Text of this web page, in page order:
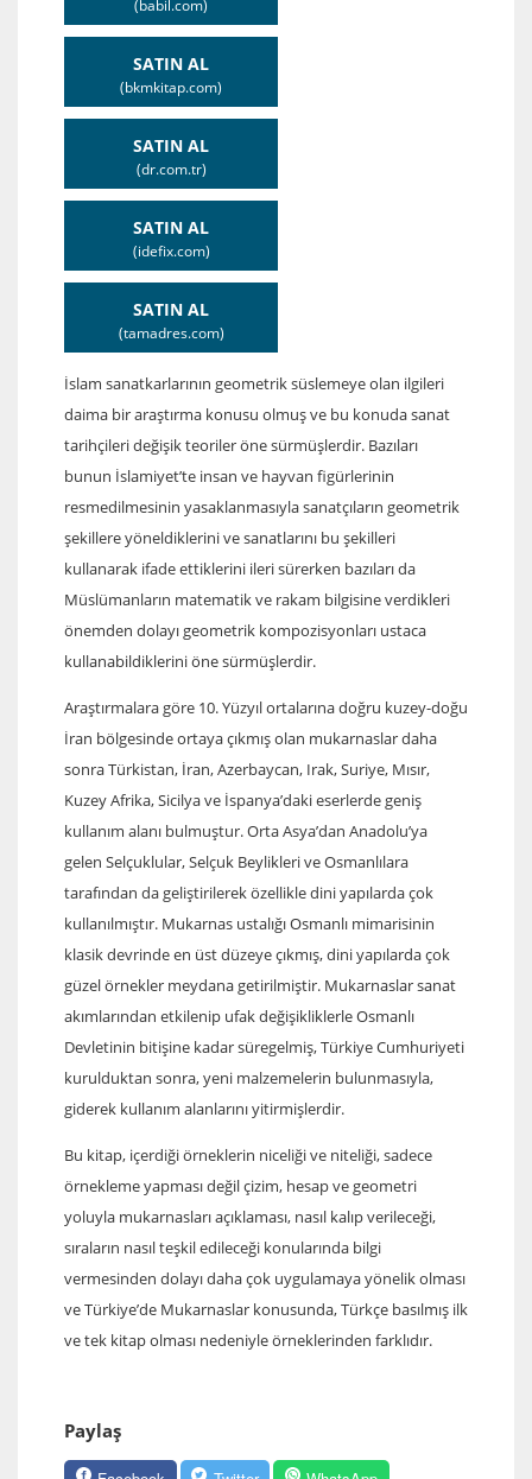
(babil.com)
SATIN AL
(bkmkitap.com)
SATIN AL
(dr.com.tr)
SATIN AL
(idefix.com)
SATIN AL
(tamadres.com)
İslam sanatkarlarının geometrik süslemeye olan ilgileri
daima bir araştırma konusu olmuş ve bu konuda sanat
tarihçileri değişik teoriler öne sürmüşlerdir. Bazıları
bunun İslamiyet’te insan ve hayvan figürlerinin
resmedilmesinin yasaklanmasıyla sanatçıların geometrik
şekillere yöneldiklerini ve sanatlarını bu şekilleri
kullanarak ifade ettiklerini ileri sürerken bazıları da
Müslümanların matematik ve rakam bilgisine verdikleri
önemden dolayı geometrik kompozisyonları ustaca
kullanabildiklerini öne sürmüşlerdir.
Araştırmalara göre 10. Yüzyıl ortalarına doğru kuzey-doğu
İran bölgesinde ortaya çıkmış olan mukarnaslar daha
sonra Türkistan, İran, Azerbaycan, Irak, Suriye, Mısır,
Kuzey Afrika, Sicilya ve İspanya’daki eserlerde geniş
kullanım alanı bulmuştur. Orta Asya’dan Anadolu’ya
gelen Selçuklular, Selçuk Beylikleri ve Osmanlılara
tarafından da geliştirilerek özellikle dini yapılarda çok
kullanılmıştır. Mukarnas ustalığı Osmanlı mimarisinin
klasik devrinde en üst düzeye çıkmış, dini yapılarda çok
güzel örnekler meydana getirilmiştir. Mukarnaslar sanat
akımlarından etkilenip ufak değişikliklerle Osmanlı
Devletinin bitişine kadar süregelmiş, Türkiye Cumhuriyeti
kurulduktan sonra, yeni malzemelerin bulunmasıyla,
giderek kullanım alanlarını yitirmişlerdir.
Bu kitap, içerdiği örneklerin niceliği ve niteliği, sadece
örnekleme yapması değil çizim, hesap ve geometri
yoluyla mukarnasları açıklaması, nasıl kalıp verileceği,
sıraların nasıl teşkil edileceği konularında bilgi
vermesinden dolayı daha çok uygulamaya yönelik olması
ve Türkiye’de Mukarnaslar konusunda, Türkçe basılmış ilk
ve tek kitap olması nedeniyle örneklerinden farklıdır.
Paylaş